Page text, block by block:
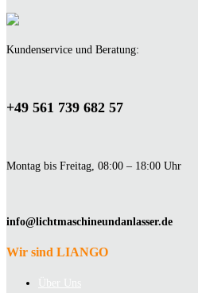
Kundenservice und Beratung:
+49 561 739 682 57
Montag bis Freitag, 08:00 – 18:00 Uhr
info@lichtmaschineundanlasser.de
Wir sind LIANGO
Über Uns